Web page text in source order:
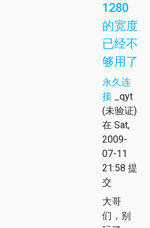
1280
的宽度
已经不
够用了
永久连
接 _qyt
(未验证)
在 Sat,
2009-
07-11
21:58 提
交
大哥
们，别